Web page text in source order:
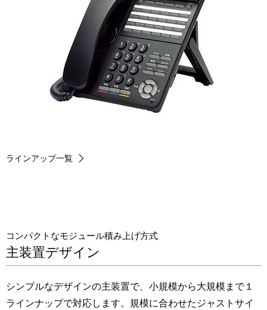
ラインアップ一覧
コンパクトなモジュール積み上げ方式
主装置デザイン
シンプルなデザインの主装置で、小規模から大規模まで１
ラインナップで対応します。規模に合わせたジャストサイ